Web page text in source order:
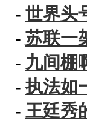
- 世界头
- 苏联一
- 九间棚
-执法如
- 王廷秀